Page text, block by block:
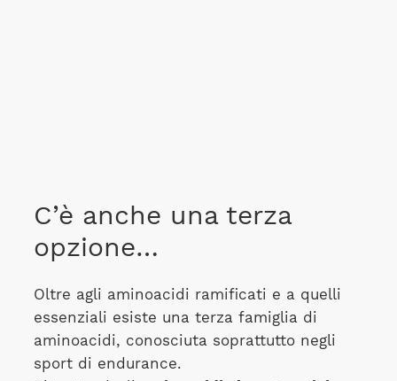
C’è anche una terza
opzione…
Oltre agli aminoacidi ramificati e a quelli
essenziali esiste una terza famiglia di
aminoacidi, conosciuta soprattutto negli
sport di endurance.